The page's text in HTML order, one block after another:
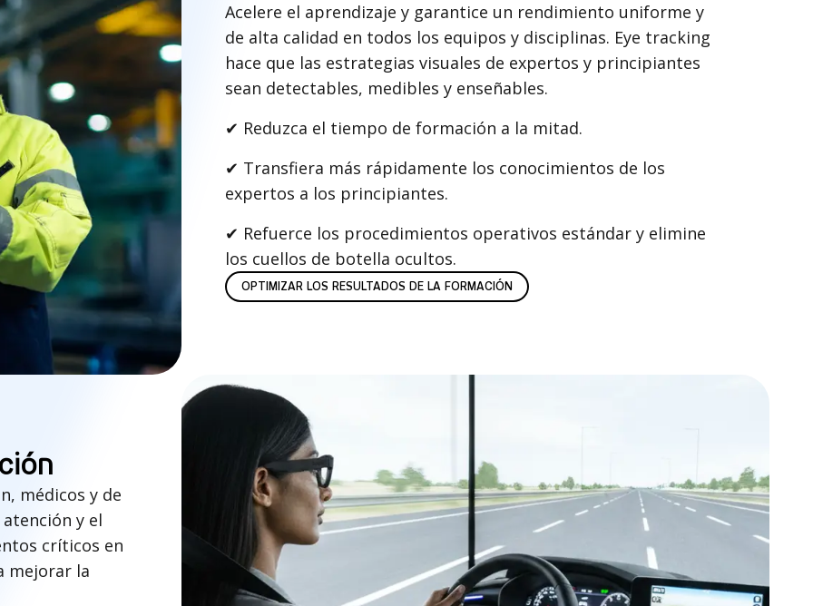
Acelere el aprendizaje y garantice un rendimiento uniforme y
de alta calidad en todos los equipos y disciplinas. Eye tracking
hace que las estrategias visuales de expertos y principiantes
sean detectables, medibles y enseñables.
✔ Reduzca el tiempo de formación a la mitad.
✔ Transfiera más rápidamente los conocimientos de los
expertos a los principiantes.
✔ Refuerce los procedimientos operativos estándar y elimine
los cuellos de botella ocultos.
OPTIMIZAR LOS RESULTADOS DE LA FORMACIÓN
médicos y de
y el
críticos en
mejorar la